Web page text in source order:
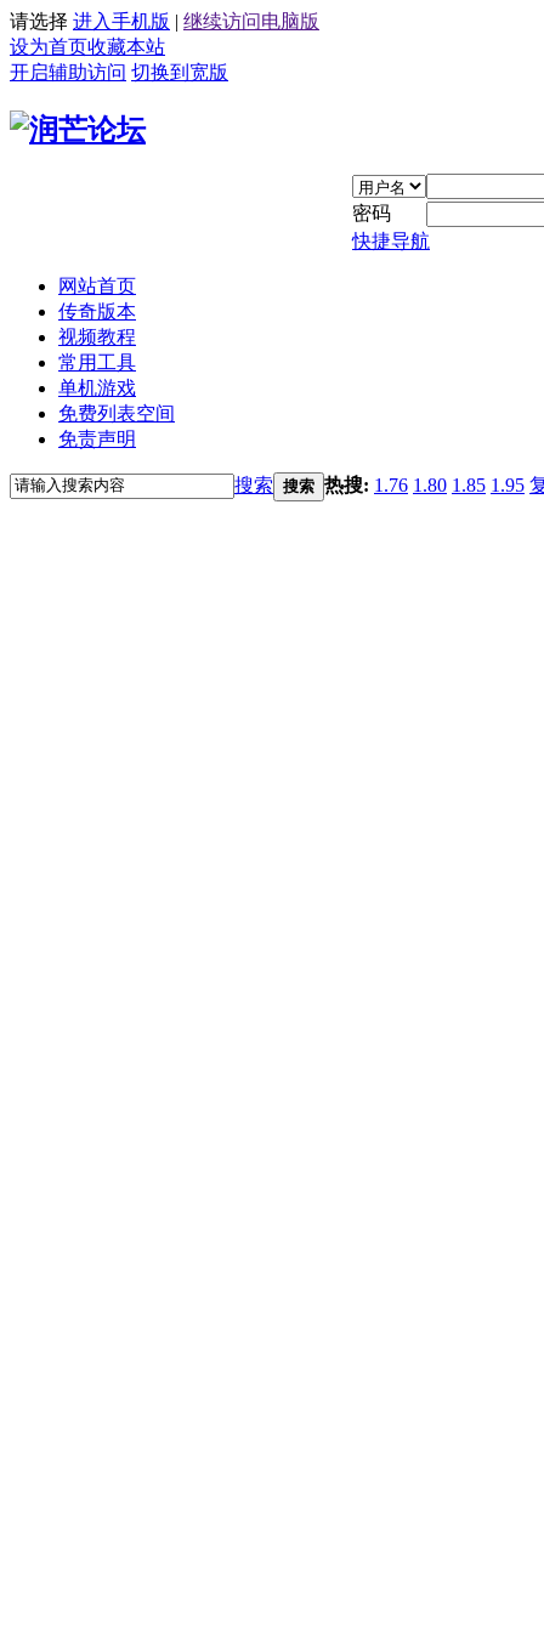
请选择 进入手机版 | 继续访问电脑版
设为首页收藏本站
开启辅助访问 切换到宽版
密码
快捷导航
网站首页
传奇版本
视频教程
常用工具
单机游戏
免费列表空间
免责声明
搜索 搜索 热搜: 1.76 1.80 1.85 1.95